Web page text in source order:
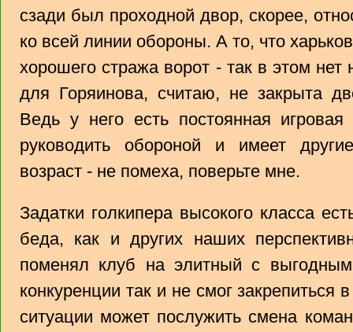
сзади был проходной двор, скорее,
ко всей линии обороны. А то, что
хорошего стража ворот - так в этом нет
для Горяинова, считаю, не закрыта
Ведь у него есть постоянная
руководить обороной и имеет
возраст - не помеха, поверьте мне.
Задатки голкипера высокого класса
беда, как и других наших
поменял клуб на элитный с
конкуренции так и не смог
ситуации может послужить смена